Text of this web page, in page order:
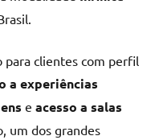
para clientes com perfil
a experiências
e acesso a salas
um dos grandes